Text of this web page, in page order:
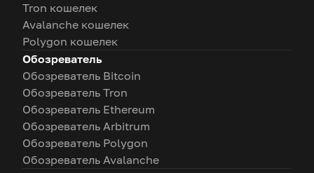
Tron кошелек
Avalanche кошелек
Polygon кошелек
Обозреватель
Обозреватель Bitcoin
Обозреватель Tron
Обозреватель Ethereum
Обозреватель Arbitrum
Обозреватель Polygon
Обозреватель Avalanche